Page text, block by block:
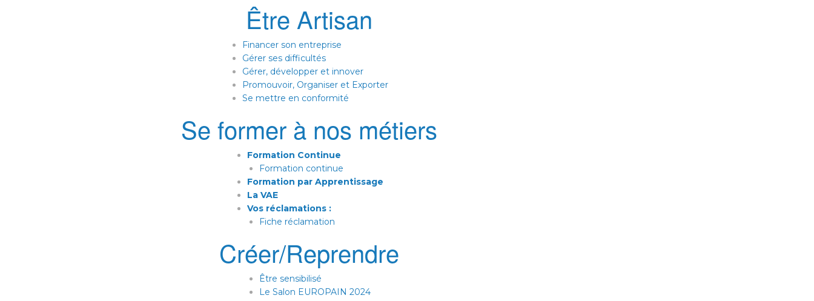
Être Artisan
Financer son entreprise
Gérer ses difficultés
Gérer, développer et innover
Promouvoir, Organiser et Exporter
Se mettre en conformité
Se former à nos métiers
Formation Continue
Formation continue
Formation par Apprentissage
La VAE
Vos réclamations :
Fiche réclamation
Créer/Reprendre
Être sensibilisé
Le Salon EUROPAIN 2024